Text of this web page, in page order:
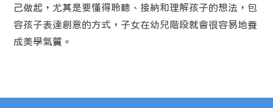
己做起，尤其是要懂得聆聽、接納和理解孩子的想法，包
容孩子表達創意的方式，子女在幼兒階段就會很容易地養
成美學氣質。